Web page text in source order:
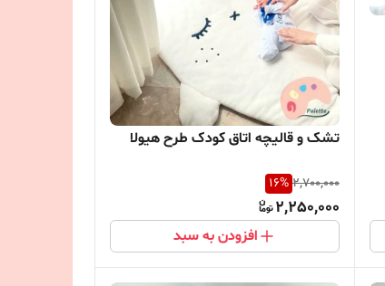
تشک و قالیچه اتاق کودک طرح هیولا
2,700,000
16%
2,250,000
افزودن به سبد